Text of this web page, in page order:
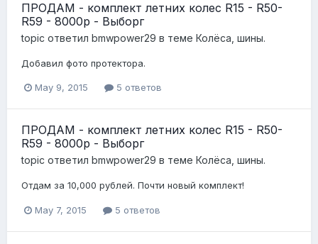
ПРОДАМ - комплект летних колес R15 - R50-
R59 - 8000р - Выборг
topic ответил bmwpower29 в теме Колёса, шины.
Добавил фото протектора.
May 9, 2015 5 ответов
ПРОДАМ - комплект летних колес R15 - R50-
R59 - 8000р - Выборг
topic ответил bmwpower29 в теме Колёса, шины.
Отдам за 10,000 рублей. Почти новый комплект!
May 7, 2015 5 ответов